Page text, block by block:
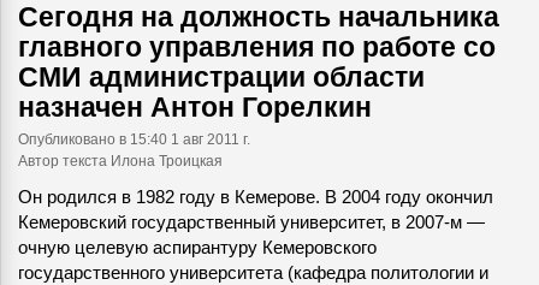
Сегодня на должность начальника
главного управления по работе со
СМИ администрации области
назначен Антон Горелкин
Опубликовано в 15:40 1 авг 2011 г.
Автор текста Илона Троицкая
Он родился в 1982 году в Кемерове. В 2004 году окончил
Кемеровский государственный университет, в 2007-м —
очную целевую аспирантуру Кемеровского
государственного университета (кафедра политологии и